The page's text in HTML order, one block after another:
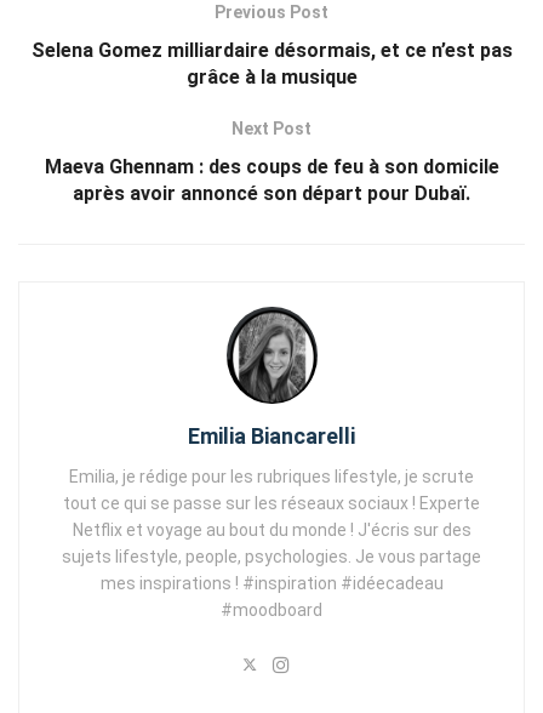
Previous Post
Selena Gomez milliardaire désormais, et ce n’est pas
grâce à la musique
Next Post
Maeva Ghennam : des coups de feu à son domicile
après avoir annoncé son départ pour Dubaï.
Emilia Biancarelli
Emilia, je rédige pour les rubriques lifestyle, je scrute
tout ce qui se passe sur les réseaux sociaux ! Experte
Netflix et voyage au bout du monde ! J'écris sur des
sujets lifestyle, people, psychologies. Je vous partage
mes inspirations ! #inspiration #idéecadeau
#moodboard